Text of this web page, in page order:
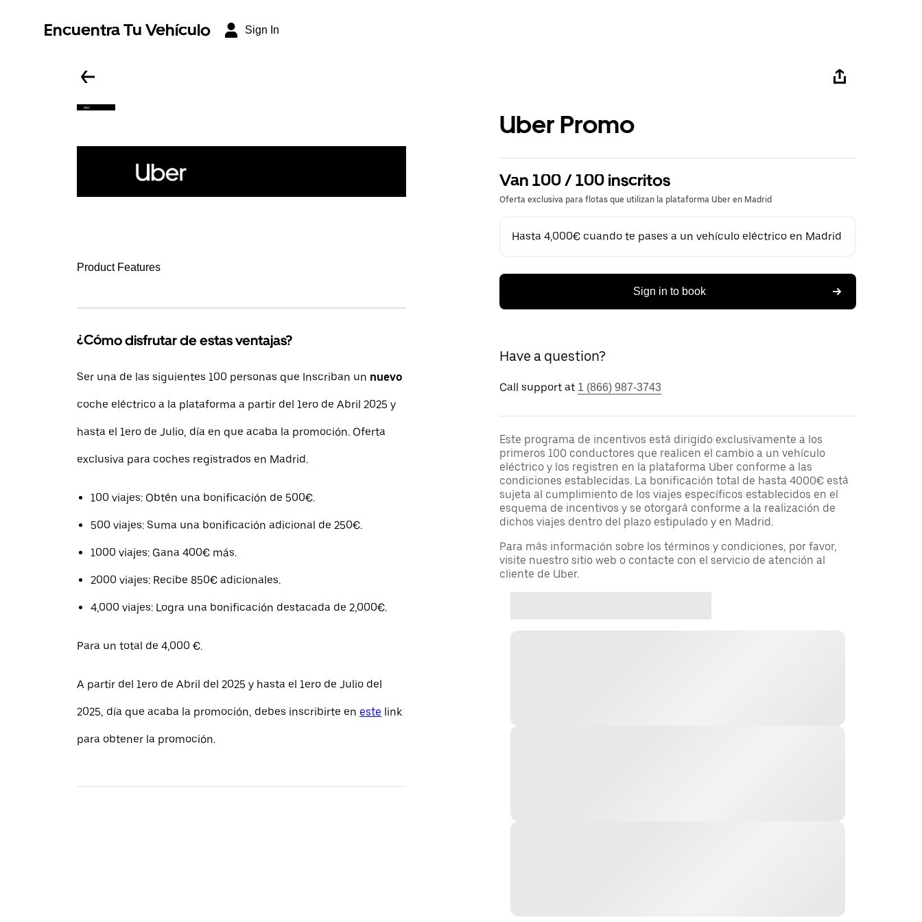
Encuentra Tu Vehículo Sign In
Product Features
¿Cómo disfrutar de estas ventajas?
Ser una de las siguientes 100 personas que Inscriban un nuevo
coche eléctrico a la plataforma a partir del 1ero de Abril 2025 y
hasta el 1ero de Julio, día en que acaba la promoción. Oferta
exclusiva para coches registrados en Madrid.
100 viajes: Obtén una bonificación de 500€.
500 viajes: Suma una bonificación adicional de 250€.
1000 viajes: Gana 400€ más.
2000 viajes: Recibe 850€ adicionales.
4,000 viajes: Logra una bonificación destacada de 2,000€.
Para un total de 4,000 €.
A partir del 1ero de Abril del 2025 y hasta el 1ero de Julio del
2025, día que acaba la promoción, debes inscribirte en este link
para obtener la promoción.
Uber Promo
Van 100 / 100 inscritos
Oferta exclusiva para flotas que utilizan la plataforma Uber en Madrid
Hasta 4,000€ cuando te pases a un vehículo eléctrico en Madrid
Sign in to book
Have a question?
Call support at 1 (866) 987-3743
Este programa de incentivos está dirigido exclusivamente a los
primeros 100 conductores que realicen el cambio a un vehículo
eléctrico y los registren en la plataforma Uber conforme a las
condiciones establecidas. La bonificación total de hasta 4000€ está
sujeta al cumplimiento de los viajes específicos establecidos en el
esquema de incentivos y se otorgará conforme a la realización de
dichos viajes dentro del plazo estipulado y en Madrid.
Para más información sobre los términos y condiciones, por favor,
visite nuestro sitio web o contacte con el servicio de atención al
cliente de Uber.